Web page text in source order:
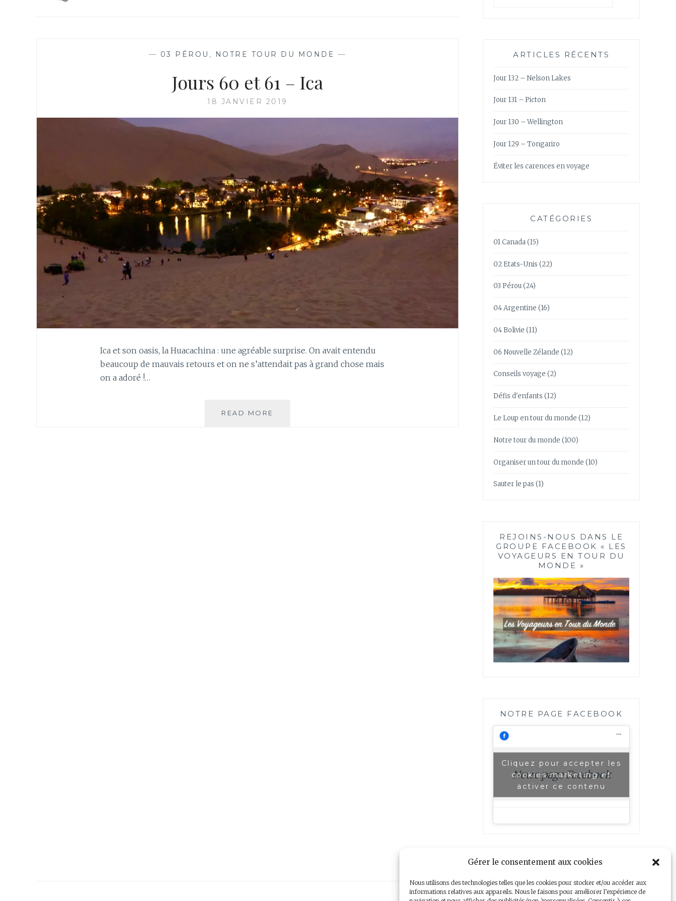
Gérer le consentement aux cookies
Nous utilisons des technologies telles que les cookies pour stocker et/ou accéder aux
informations relatives aux appareils. Nous le faisons pour améliorer l’expérience de
— 03 PÉROU , NOTRE TOUR DU MONDE —
Jours 60 et 61 – Ica
18 JANVIER 2019
Ica et son oasis, la Huacachina : une agréable surprise. On avait entendu
beaucoup de mauvais retours et on ne s’attendait pas à grand chose mais
on a adoré !…
READ MORE
ARTICLES RÉCENTS
Jour 132 – Nelson Lakes
Jour 131 – Picton
Jour 130 – Wellington
Jour 129 – Tongariro
Éviter les carences en voyage
CATÉGORIES
01 Canada(15)
02 Etats-Unis (22)
03 Pérou(24)
04 Argentine (16)
04 Bolivie (11)
06 Nouvelle Zélande (12)
Conseils voyage (2)
Défis d'enfants (12)
Le Loup en tour du monde (12)
Notre tour du monde (100)
Organiser un tour du monde (10)
Sauter le pas (1)
REJOINS-NOUS DANS LE
GROUPE FACEBOOK « LES
VOYAGEURS EN TOUR DU
MONDE »
NOTRE PAGE FACEBOOK
Notre page Facebook
Cliquez pour accepter les
cookies marketing et
activer ce contenu